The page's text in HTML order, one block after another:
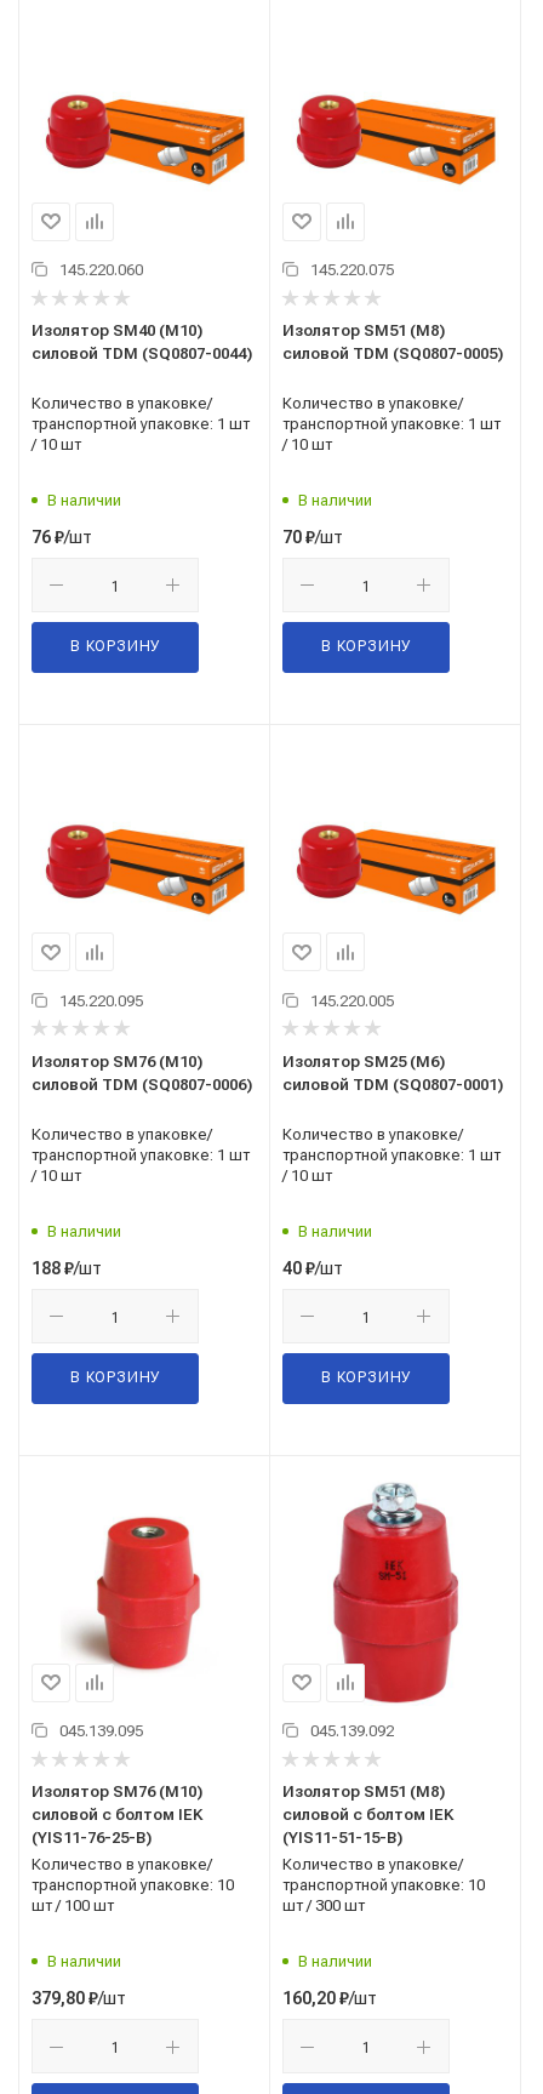
145.220.060
Изолятор SM40 (М10)
силовой TDM (SQ0807-0044)
Количество в упаковке/
транспортной упаковке: 1 шт
/ 10 шт
В наличии
76₽/шт
В КОРЗИНУ
145.220.075
Изолятор SM51 (М8)
силовой TDM (SQ0807-0005)
Количество в упаковке/
транспортной упаковке: 1 шт
/ 10 шт
В наличии
70₽/шт
В КОРЗИНУ
145.220.095
Изолятор SM76 (М10)
силовой TDM (SQ0807-0006)
Количество в упаковке/
транспортной упаковке: 1 шт
/ 10 шт
В наличии
188₽/шт
В КОРЗИНУ
145.220.005
Изолятор SM25 (М6)
силовой TDM (SQ0807-0001)
Количество в упаковке/
транспортной упаковке: 1 шт
/ 10 шт
В наличии
40₽/шт
В КОРЗИНУ
045.139.095
Изолятор SM76 (М10)
силовой с болтом IEK
(YIS11-76-25-B)
Количество в упаковке/
транспортной упаковке: 10
шт / 100 шт
В наличии
379,80₽/шт
045.139.092
Изолятор SM51 (М8)
силовой с болтом IEK
(YIS11-51-15-B)
Количество в упаковке/
транспортной упаковке: 10
шт / 300 шт
В наличии
160,20₽/шт